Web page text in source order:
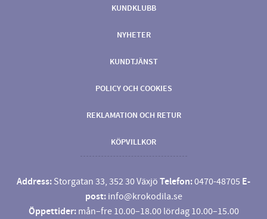
KUNDKLUBB
NYHETER
KUNDTJÄNST
POLICY OCH COOKIES
REKLAMATION OCH RETUR
KÖPVILLKOR
Address: Storgatan 33, 352 30 Växjö Telefon:0470-48705 E-
post: info@krokodila.se
Öppettider:mån–fre 10.00–18.00 lördag 10.00–15.00